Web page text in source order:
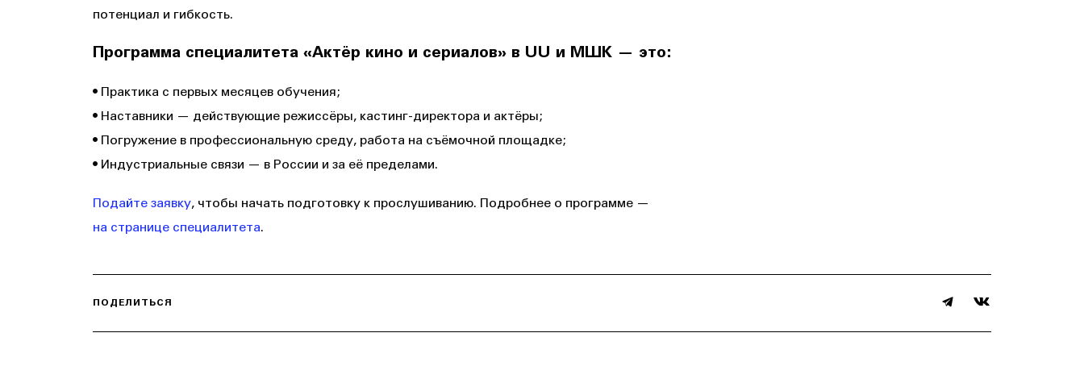
потенциал и гибкость.
Программа специалитета «Актёр кино и сериалов» в UU и МШК — это:
• Практика с первых месяцев обучения;
• Наставники — действующие режиссёры, кастинг-директора и актёры;
• Погружение в профессиональную среду, работа на съёмочной площадке;
• Индустриальные связи — в России и за её пределами.
Подайте заявку, чтобы начать подготовку к прослушиванию. Подробнее о программе —
на странице специалитета.
ПОДЕЛИТЬСЯ